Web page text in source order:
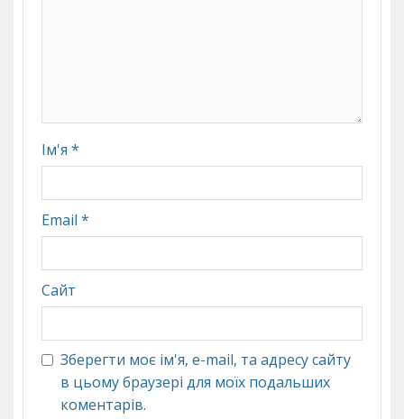
Ім'я *
Email *
Сайт
Зберегти моє ім'я, e-mail, та адресу сайту
в цьому браузері для моїх подальших
коментарів.